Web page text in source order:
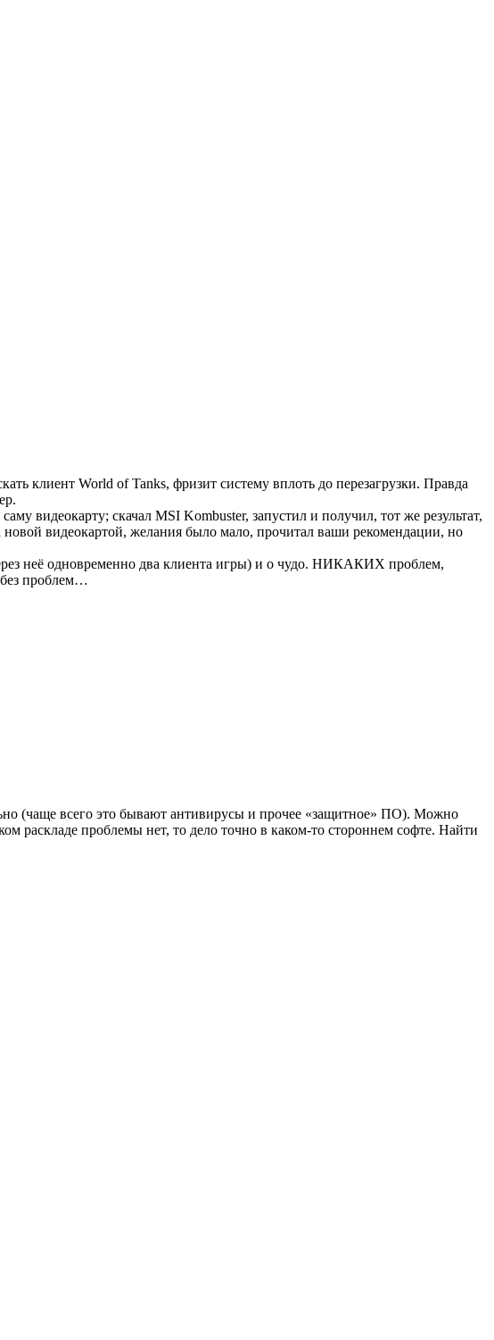
клиент World of Tanks, фризит систему вплоть до перезагрузки. Правда
видеокарту; скачал MSI Kombuster, запустил и получил, тот же результат,
видеокартой, желания было мало, прочитал ваши рекомендации, но
неё одновременно два клиента игры) и о чудо. НИКАКИХ проблем,
без проблем…
(чаще всего это бывают антивирусы и прочее «защитное» ПО). Можно
раскладе проблемы нет, то дело точно в каком-то стороннем софте. Найти